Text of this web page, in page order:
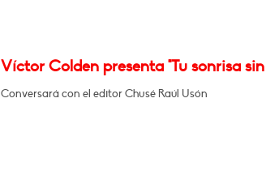
Víctor Colden presenta "Tu sonrisa
Conversará con el editor Chusé Raúl Usón